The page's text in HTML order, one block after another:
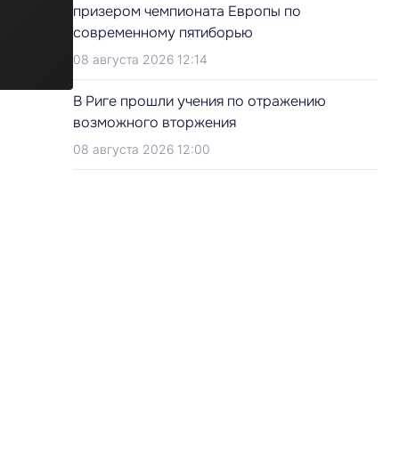
призером чемпионата Европы по
современному пятиборью
08 августа 2026 12:14
В Риге прошли учения по отражению
возможного вторжения
08 августа 2026 12:00